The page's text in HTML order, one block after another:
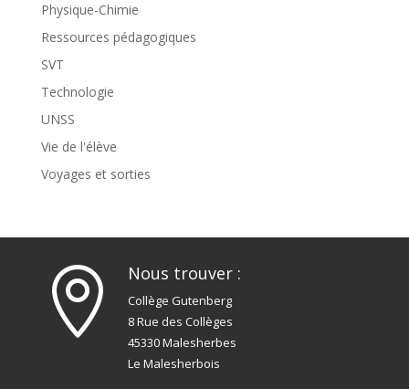
Physique-Chimie
Ressources pédagogiques
SVT
Technologie
UNSS
Vie de l'élève
Voyages et sorties
 Nous trouver :
Collège Gutenberg
8 Rue des Collèges
45330 Malesherbes
Le Malesherbois